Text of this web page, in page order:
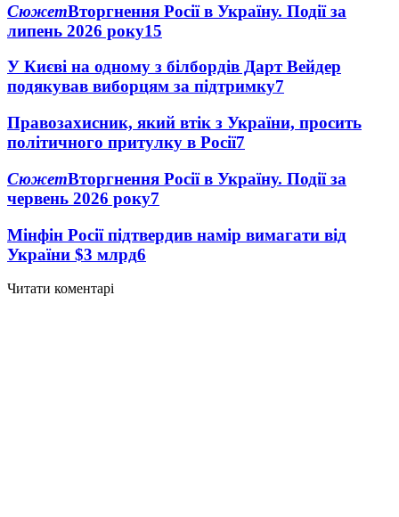
СюжетВторгнення Росії в Україну. Події за
липень 2026 року15
У Києві на одному з білбордів Дарт Вейдер
подякував виборцям за підтримку7
Правозахисник, який втік з України, просить
політичного притулку в Росії7
СюжетВторгнення Росії в Україну. Події за
червень 2026 року7
Мінфін Росії підтвердив намір вимагати від
України $3 млрд6
Читати коментарі